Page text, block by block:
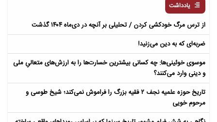
یادداشت
از ترس مرگ خودکشی کردن / تحلیلی بر آنچه در دی‌ماه ۱۴۰۴ گذشت
ضربه‌ای که به دین می‌زنید!
موسوی خوئینی‌ها: چه کسانی بیشترین خسارت‌ها را به ارزش‌های متعالیِ ملی
و دینی وارد می‌کنند؟
تاریخ حوزه علمیه نجف ۲ فقیه بزرگ را فراموش نمی‌کند؛ شیخ طوسی و
مرحوم خویی